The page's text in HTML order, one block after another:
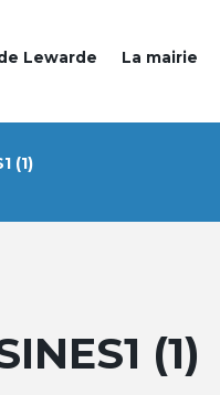
Lewarde La mairie
(1)
(1)